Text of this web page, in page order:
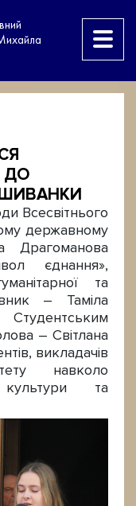
ДО
Всесвітнього
державному
Драгоманова
єднання»,
та
– Таміла
– Світлана
викладачів
навколо
культури та